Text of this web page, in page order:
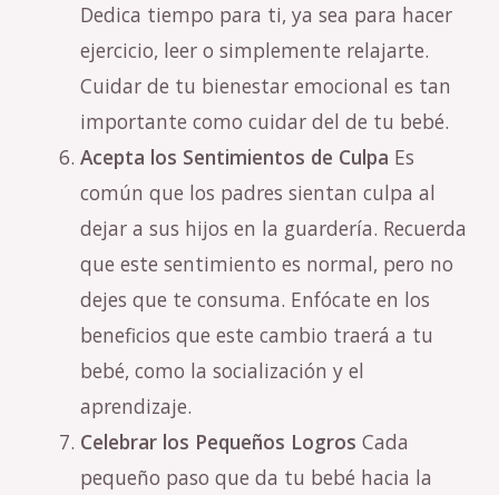
Dedica tiempo para ti, ya sea para hacer
ejercicio, leer o simplemente relajarte.
Cuidar de tu bienestar emocional es tan
importante como cuidar del de tu bebé.
Acepta los Sentimientos de Culpa Es
común que los padres sientan culpa al
dejar a sus hijos en la guardería. Recuerda
que este sentimiento es normal, pero no
dejes que te consuma. Enfócate en los
beneficios que este cambio traerá a tu
bebé, como la socialización y el
aprendizaje.
Celebrar los Pequeños Logros Cada
pequeño paso que da tu bebé hacia la